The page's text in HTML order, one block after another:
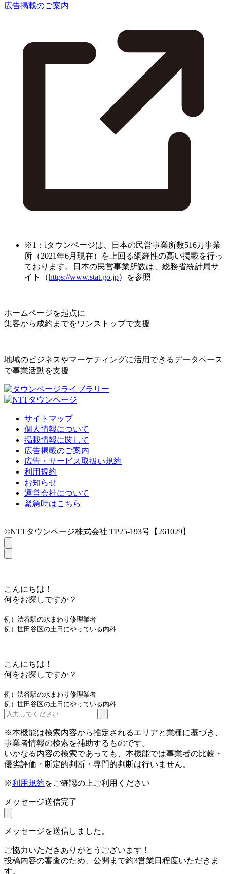
広告掲載のご案内
※1：iタウンページは、日本の民営事業所数516万事業
所（2021年6月現在）を上回る網羅性の高い掲載を行っ
ております。日本の民営事業所数は、総務省統計局サ
イト（https://www.stat.go.jp）を参照
ホームページを起点に
集客から成約までをワンストップで支援
地域のビジネスやマーケティングに活用できるデータベース
で事業活動を支援
サイトマップ
個人情報について
掲載情報に関して
広告掲載のご案内
広告・サービス取扱い規約
利用規約
お知らせ
運営会社について
緊急時はこちら
©NTTタウンページ株式会社 TP25-193号【261029】
こんにちは！
何をお探しですか？
例）渋谷駅の水まわり修理業者
例）世田谷区の土日にやっている内科
こんにちは！
何をお探しですか？
例）渋谷駅の水まわり修理業者
例）世田谷区の土日にやっている内科
※本機能は検索内容から推定されるエリアと業種に基づき、
事業者情報の検索を補助するものです。
いかなる内容の検索であっても、本機能では事業者の比較・
優劣評価・断定的判断・専門的判断は行いません。
※利用規約をご確認の上ご利用ください
メッセージ送信完了
メッセージを送信しました。
ご協力いただきありがとうございます！
投稿内容の審査のため、公開まで約3営業日程度いただきま
す。